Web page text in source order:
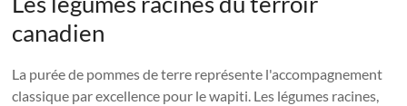
canadien
La purée de pommes de terre représente l'accompagnement
classique par excellence pour le wapiti. Les légumes racines,